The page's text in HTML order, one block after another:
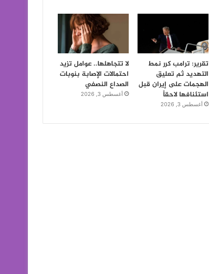
تقرير: ترامب كرر نمط
التهديد ثم تعليق
الهجمات على إيران قبل
استئنافها لاحقاً
أغسطس 3, 2026
لا تتجاهلها.. عوامل تزيد
احتمالات الإصابة بنوبات
الصداع النصفي
أغسطس 3, 2026